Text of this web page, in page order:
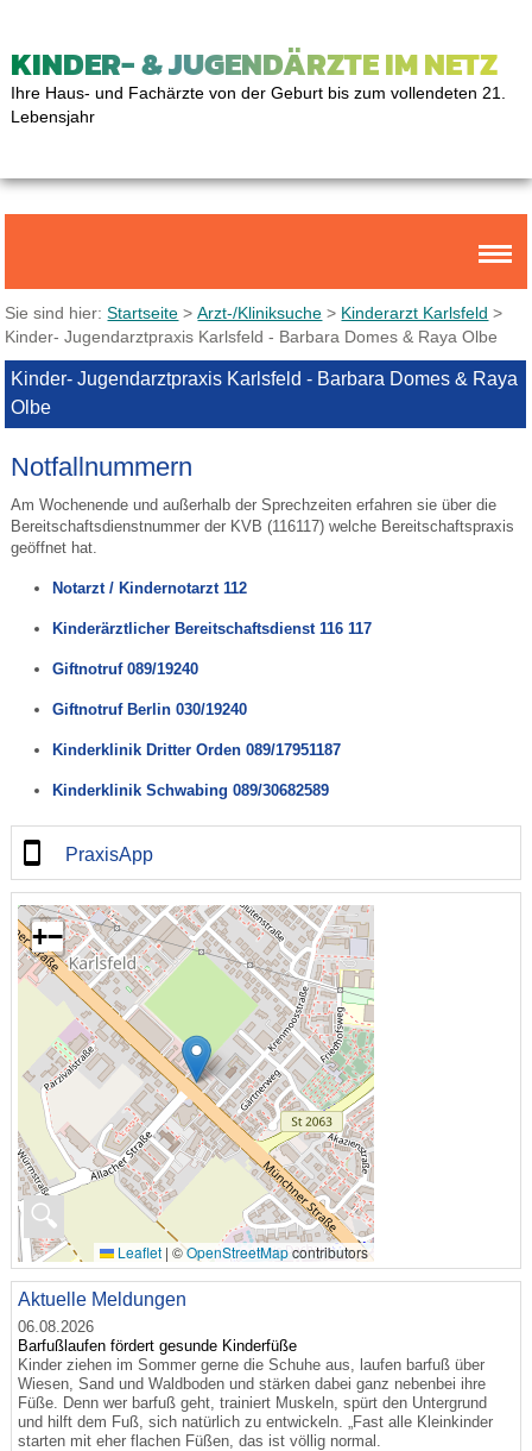
KINDER- & JUGENDÄRZTE IM NETZ
Ihre Haus- und Fachärzte von der Geburt bis zum vollendeten 21.
Lebensjahr
Sie sind hier:Startseite >Arzt-/Kliniksuche > Kinderarzt Karlsfeld >
Kinder- Jugendarztpraxis Karlsfeld - Barbara Domes & Raya Olbe
Kinder- Jugendarztpraxis Karlsfeld - Barbara Domes & Raya
Olbe
Notfallnummern
Am Wochenende und außerhalb der Sprechzeiten erfahren sie über die
Bereitschaftsdienstnummer der KVB (116117) welche Bereitschaftspraxis
geöffnet hat.
Notarzt / Kindernotarzt 112
Kinderärztlicher Bereitschaftsdienst 116 117
Giftnotruf 089/19240
Giftnotruf Berlin 030/19240
Kinderklinik Dritter Orden 089/17951187
Kinderklinik Schwabing 089/30682589
PraxisApp
🔍
+−
Leaflet | ©OpenStreetMapcontributors
Aktuelle Meldungen
06.08.2026
Barfußlaufen fördert gesunde Kinderfüße
Kinder ziehen im Sommer gerne die Schuhe aus, laufen barfuß über
Wiesen, Sand und Waldboden und stärken dabei ganz nebenbei ihre
Füße. Denn wer barfuß geht, trainiert Muskeln, spürt den Untergrund
und hilft dem Fuß, sich natürlich zu entwickeln. „Fast alle Kleinkinder
starten mit eher flachen Füßen, das ist völlig normal.